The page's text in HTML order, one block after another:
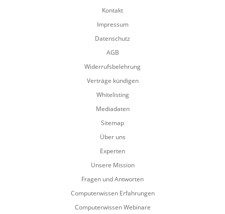
Kontakt
Impressum
Datenschutz
AGB
Widerrufsbelehrung
Verträge kündigen
Whitelisting
Mediadaten
Sitemap
Über uns
Experten
Unsere Mission
Fragen und Antworten
Computerwissen Erfahrungen
Computerwissen Webinare